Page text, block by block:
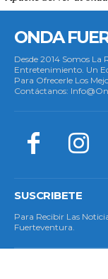
ONDA
Desde 2014 Somos La
Entretenimiento. Un
Para Ofrecerle Los
Contáctanos:
SUSCRIBETE
Para Recibir Las
Fuerteventura.